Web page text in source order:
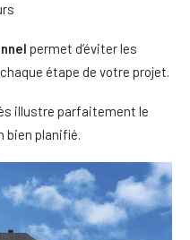
permet d’éviter les
étape de votre projet.
illustre parfaitement le
bien planifié.